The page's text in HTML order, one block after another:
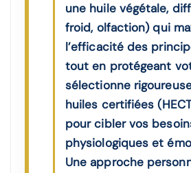
une huile végétale,
froid, olfaction) qui
l’efficacité des
tout en protégeant
sélectionne
huiles certifiées
pour cibler vos
physiologiques et
Une approche